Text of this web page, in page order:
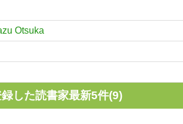
Otsuka
した読書家最新5件(9)